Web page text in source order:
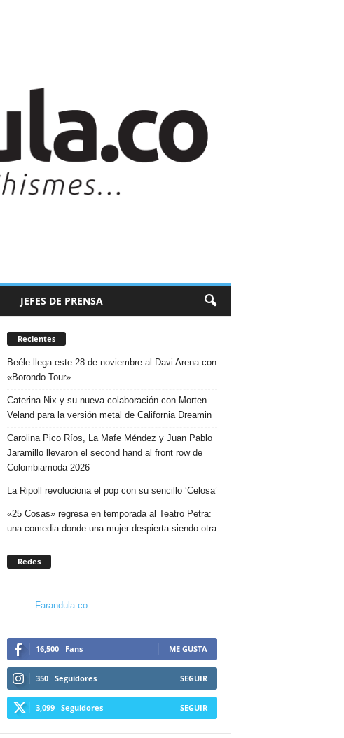
JEFES DE PRENSA
Recientes
Beéle llega este 28 de noviembre al Davi Arena con
«Borondo Tour»
Caterina Nix y su nueva colaboración con Morten
Veland para la versión metal de California Dreamin
Carolina Pico Ríos, La Mafe Méndez y Juan Pablo
Jaramillo llevaron el second hand al front row de
Colombiamoda 2026
La Ripoll revoluciona el pop con su sencillo ‘Celosa’
«25 Cosas» regresa en temporada al Teatro Petra:
una comedia donde una mujer despierta siendo otra
Redes
Farandula.co
16,500 Fans ME GUSTA
350 Seguidores SEGUIR
3,099 Seguidores SEGUIR